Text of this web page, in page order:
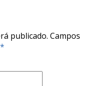
publicado. Campos
*